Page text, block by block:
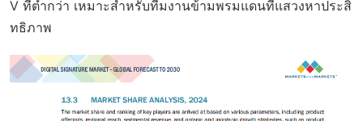
V ที่ต่ำกว่า เหมาะสำหรับทีมงานข้ามพรมแดนที่แสวงหาประสิ
ทธิภาพ